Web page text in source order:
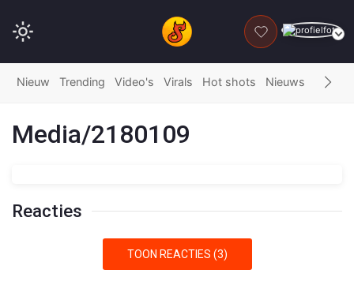
DONEER
Nieuw Trending Video's Virals Hot shots Nieuws Fails
Media/2180109
Reacties
TOON REACTIES (3)